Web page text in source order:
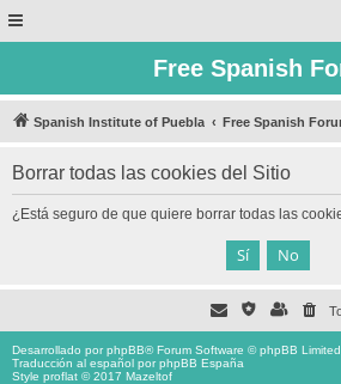
Free Spanish
Spanish Institute of Puebla Free Spanish
Borrar todas las cookies del Sitio
¿Está seguro de que quiere borrar todas las
Desarrollado porphpBB® Forum Software © phpBB Limited
Traducción al español porphpBB España
Style proflat © 2017 Mazeltof